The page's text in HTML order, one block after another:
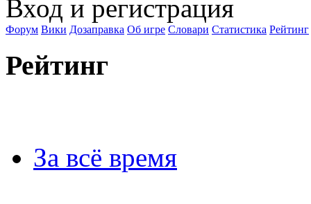
Вход и регистрация
Форум Вики Дозаправка Об игре Словари Статистика Рейтинг
Рейтинг
За всё время